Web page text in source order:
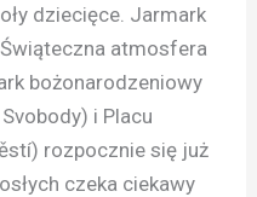
dziecięce. Jarmark
atmosfera
bożonarodzeniowy
i Placu
rozpocznie się już
czeka ciekawy